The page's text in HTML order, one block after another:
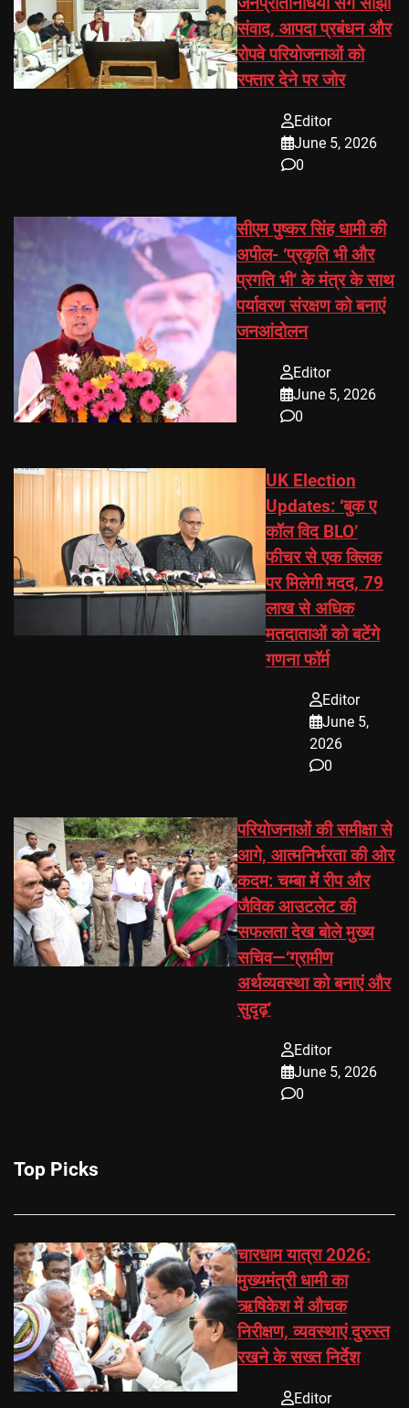
संवाद, आपदा प्रबंधन और
रोपवे परियोजनाओं को
रफ्तार देने पर जोर
Editor
June 5, 2026
0
सीएम पुष्कर सिंह धामी की
अपील- ‘प्रकृति भी और
प्रगति भी’ के मंत्र के साथ
पर्यावरण संरक्षण को बनाएं
जनआंदोलन
Editor
June 5, 2026
0
UK Election
Updates: ‘बुक ए
कॉल विद BLO’
फीचर से एक क्लिक
पर मिलेगी मदद, 79
लाख से अधिक
मतदाताओं को बटेंगे
गणना फॉर्म
Editor
June 5,
2026
0
परियोजनाओं की समीक्षा से
आगे, आत्मनिर्भरता की ओर
कदम: चम्बा में रीप और
जैविक आउटलेट की
सफलता देख बोले मुख्य
सचिव—‘ग्रामीण
अर्थव्यवस्था को बनाएं और
सुदृढ़’
Editor
June 5, 2026
0
Top Picks
चारधाम यात्रा 2026:
मुख्यमंत्री धामी का
ऋषिकेश में औचक
निरीक्षण, व्यवस्थाएं दुरुस्त
रखने के सख्त निर्देश
Editor